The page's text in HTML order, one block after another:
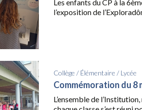
Les enfants du CP à la
l’exposition de
Collège / Élémentaire / Lycée
Commémoration du 8
L’ensemble de